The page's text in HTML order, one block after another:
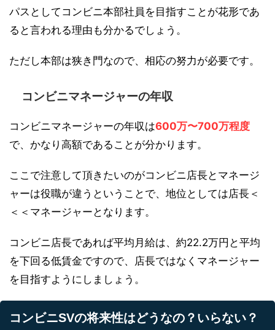
パスとしてコンビニ本部社員を目指すことが花形であ
ると言われる理由も分かるでしょう。
ただし本部は狭き門なので、相応の努力が必要です。
コンビニマネージャーの年収
コンビニマネージャーの年収は600万〜700万程度
で、かなり高額であることが分かります。
ここで注意して頂きたいのがコンビニ店長とマネージ
ャーは役職が違うということで、地位としては店長＜
＜＜マネージャーとなります。
コンビニ店長であれば平均月給は、約22.2万円と平均
を下回る低賃金ですので、店長ではなくマネージャー
を目指すようにしましょう。
コンビニSVの将来性はどうなの？いらない？